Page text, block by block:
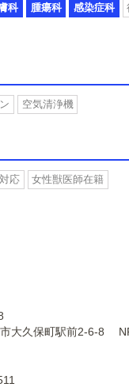
科 腫瘍科 感染症科
空気清浄機
応
女性獣医師在籍
大久保町駅前2-6-8